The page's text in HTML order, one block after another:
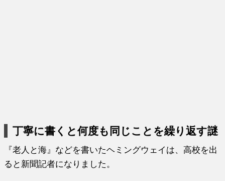
丁寧に書くと何度も同じことを繰り返す謎
『老人と海』などを書いたヘミングウェイは、高校を出
ると新聞記者になりました。